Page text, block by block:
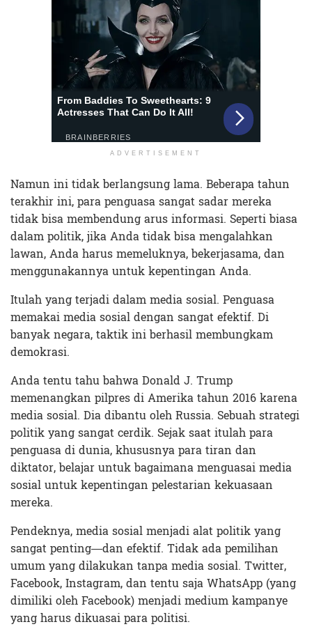
ADVERTISEMENT
Namun ini tidak berlangsung lama. Beberapa tahun
terakhir ini, para penguasa sangat sadar mereka
tidak bisa membendung arus informasi. Seperti biasa
dalam politik, jika Anda tidak bisa mengalahkan
lawan, Anda harus memeluknya, bekerjasama, dan
menggunakannya untuk kepentingan Anda.
Itulah yang terjadi dalam media sosial. Penguasa
memakai media sosial dengan sangat efektif. Di
banyak negara, taktik ini berhasil membungkam
demokrasi.
Anda tentu tahu bahwa Donald J. Trump
memenangkan pilpres di Amerika tahun 2016 karena
media sosial. Dia dibantu oleh Russia. Sebuah strategi
politik yang sangat cerdik. Sejak saat itulah para
penguasa di dunia, khususnya para tiran dan
diktator, belajar untuk bagaimana menguasai media
sosial untuk kepentingan pelestarian kekuasaan
mereka.
Pendeknya, media sosial menjadi alat politik yang
sangat penting—dan efektif. Tidak ada pemilihan
umum yang dilakukan tanpa media sosial. Twitter,
Facebook, Instagram, dan tentu saja WhatsApp (yang
dimiliki oleh Facebook) menjadi medium kampanye
yang harus dikuasai para politisi.